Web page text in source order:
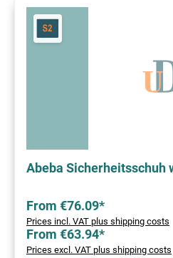
Abeba Sicherheitsschuh
From €76.09*
Prices incl. VAT plus shipping costs
From €63.94*
Prices excl. VAT plus shipping costs